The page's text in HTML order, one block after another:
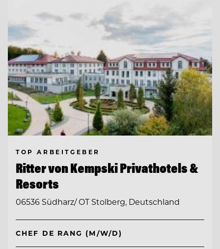
TOP ARBEITGEBER
Ritter von Kempski Privathotels &
Resorts
06536 Südharz/ OT Stolberg, Deutschland
CHEF DE RANG (M/W/D)